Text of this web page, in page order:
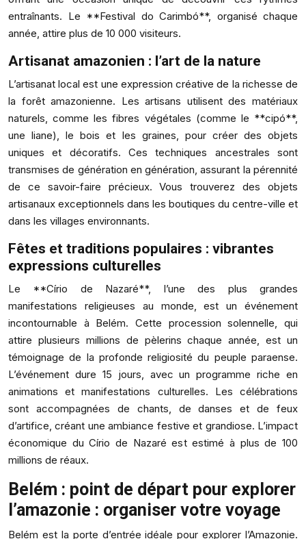
entraînants. Le **Festival do Carimbó**, organisé chaque
année, attire plus de 10 000 visiteurs.
Artisanat amazonien : l’art de la nature
L’artisanat local est une expression créative de la richesse de
la forêt amazonienne. Les artisans utilisent des matériaux
naturels, comme les fibres végétales (comme le **cipó**,
une liane), le bois et les graines, pour créer des objets
uniques et décoratifs. Ces techniques ancestrales sont
transmises de génération en génération, assurant la pérennité
de ce savoir-faire précieux. Vous trouverez des objets
artisanaux exceptionnels dans les boutiques du centre-ville et
dans les villages environnants.
Fêtes et traditions populaires : vibrantes
expressions culturelles
Le **Círio de Nazaré**, l’une des plus grandes
manifestations religieuses au monde, est un événement
incontournable à Belém. Cette procession solennelle, qui
attire plusieurs millions de pèlerins chaque année, est un
témoignage de la profonde religiosité du peuple paraense.
L’événement dure 15 jours, avec un programme riche en
animations et manifestations culturelles. Les célébrations
sont accompagnées de chants, de danses et de feux
d’artifice, créant une ambiance festive et grandiose. L’impact
économique du Círio de Nazaré est estimé à plus de 100
millions de réaux.
Belém : point de départ pour explorer
l’amazonie : organiser votre voyage
Belém est la porte d’entrée idéale pour explorer l’Amazonie.